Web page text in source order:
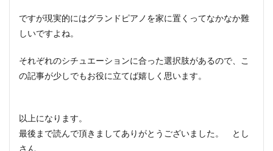
ですが現実的にはグランドピアノを家に置くってなかなか難
しいですよね。
それぞれのシチュエーションに合った選択肢があるので、こ
の記事が少しでもお役に立てば嬉しく思います。
以上になります。
最後まで読んで頂きましてありがとうございました。 とし
さん